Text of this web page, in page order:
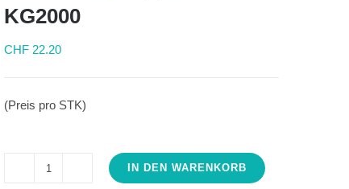
KG2000
CHF 22.20
(Preis pro STK)
IN DEN WARENKORB